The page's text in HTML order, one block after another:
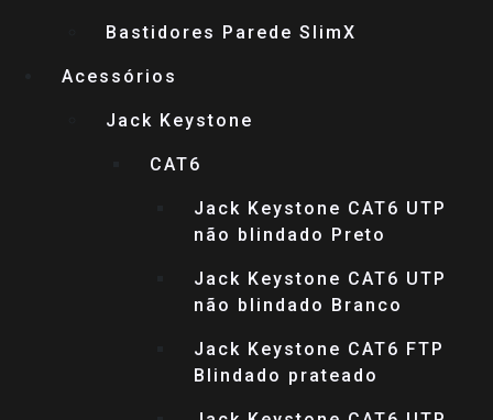
Bastidores Parede SlimX
Acessórios
Jack Keystone
CAT6
Jack Keystone CAT6 UTP
não blindado Preto
Jack Keystone CAT6 UTP
não blindado Branco
Jack Keystone CAT6 FTP
Blindado prateado